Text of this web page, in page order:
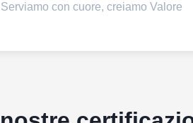
Serviamo con cuore, creiamo Valore